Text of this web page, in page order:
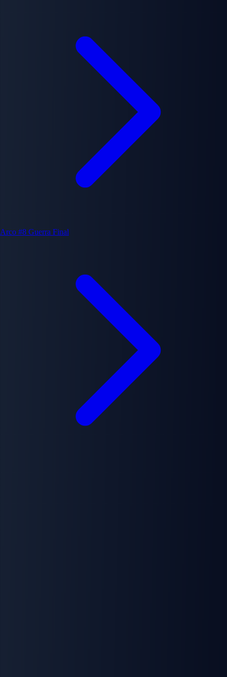
Arco #8 Guerra Final